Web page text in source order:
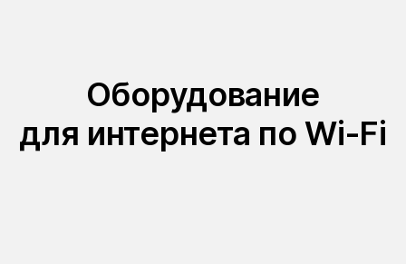
Оборудование
для интернета по Wi-Fi